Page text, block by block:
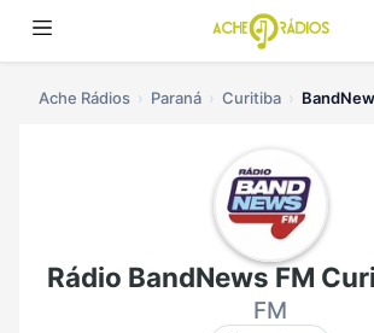
Ache Rádios Paraná Curitiba
Rádio BandNews FM
FM